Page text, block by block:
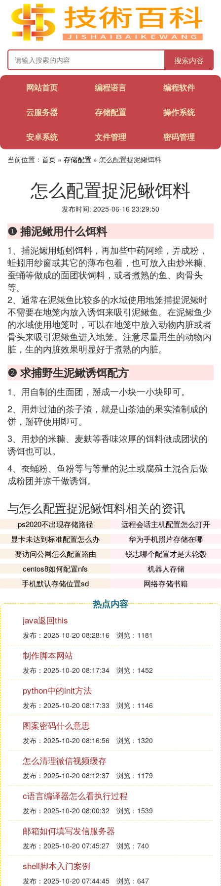
搜索内容
网站首页 编程语言 编程软件
云服务器 存储配置 操作系统
安卓系统 文件管理 密码管理
当前位置： 首页 » 存储配置 » 怎么配置捉泥鳅饵料
怎么配置捉泥鳅饵料
发布时间: 2025-06-16 23:29:50
❶ 捕泥鳅用什么饵料
1、捕泥鳅用蚯蚓饵料，再加些中药阿维，弄成粉，
蚯蚓用纱窗或其它的薄布包着，也可放入由炒米糠、
蚕蛹等做成的面团状饲料，或者煮熟的鱼、肉骨头
等。
2、通常在泥鳅鱼比较多的水域使用地笼捕捉泥鳅时
不需要在地笼内放入诱饵来吸引泥鳅鱼。在泥鳅鱼少
的水域使用地笼时，可以在地笼中放入动物内脏或者
骨头来吸引泥鳅鱼进入地笼。注意尽量用生的动物内
脏，生的内脏效果明显好于煮熟的内脏。
❷ 求捕野生泥鳅诱饵配方
1、用自制的生面团，掰成一小块一小块即可。
2、用炸过油的茶子渣，就是山茶油的果实渣制成的
饼，掰碎使用即可。
3、用炒的米糠、麦麸等香味浓厚的饵料做成团状的
诱饵也可以。
4、蚕蛹粉、鱼粉等与等量的泥土或腐殖土混合后做
成粉团并凉干做诱饵。
与怎么配置捉泥鳅饵料相关的资讯
ps2020不出现存储路径
远程会话主机配置怎么打开
显卡未达到标准配置怎么办
华为手机照片存储在哪
要访问公网怎么配置路由
锐志哪个配置才是大轮毂
centos8如何配置nfs
机器人存储
手机默认存储位置sd
网络存储书籍
热点内容
java返回this
发布：2025-10-20 08:28:16 浏览：1181
制作脚本网站
发布：2025-10-20 08:17:34 浏览：1452
python中的init方法
发布：2025-10-20 08:17:33 浏览：1146
图案密码什么意思
发布：2025-10-20 08:16:56 浏览：1320
怎么清理微信视频缓存
发布：2025-10-20 08:12:37 浏览：1179
c语言编译器怎么看执行过程
发布：2025-10-20 08:00:32 浏览：1539
邮箱如何填写发信服务器
发布：2025-10-20 07:45:27 浏览：740
shell脚本入门案例
发布：2025-10-20 07:44:45 浏览：647